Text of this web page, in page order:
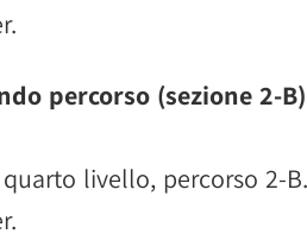
percorso (sezione 2-
livello, percorso 2-B.